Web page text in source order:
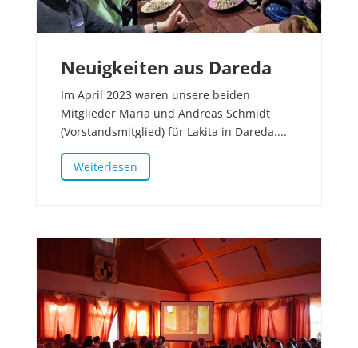
Neuigkeiten aus Dareda
Im April 2023 waren unsere beiden
Mitglieder Maria und Andreas Schmidt
(Vorstandsmitglied) für Lakita in Dareda....
Weiterlesen